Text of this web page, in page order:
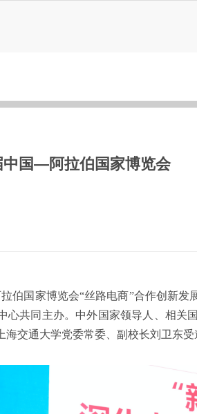
中国—阿拉伯国家博览会
伯国家博览会“丝路电商”合作创新
心共同主办。中外国家领导人、相
交通大学党委常委、副校长刘卫东受